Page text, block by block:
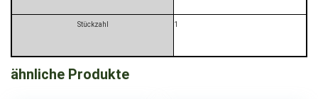
Stückzahl ‎1
ähnliche Produkte